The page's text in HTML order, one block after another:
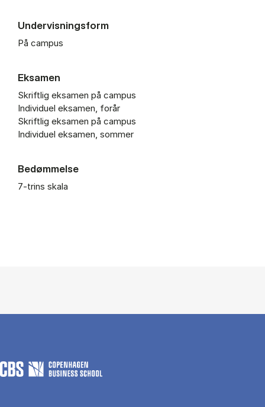
Undervisningsform
På campus
Eksamen
Skriftlig eksamen på campus
Individuel eksamen, forår
Skriftlig eksamen på campus
Individuel eksamen, sommer
Bedømmelse
7-trins skala